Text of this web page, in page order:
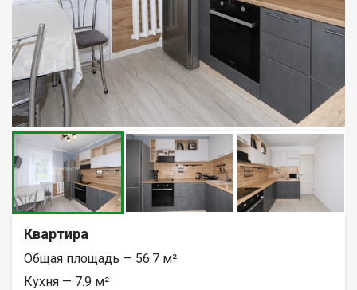
Квартира
Общая площадь — 56.7 м²
Кухня — 7.9 м²